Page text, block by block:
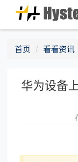
首页 看看资讯
华为设备